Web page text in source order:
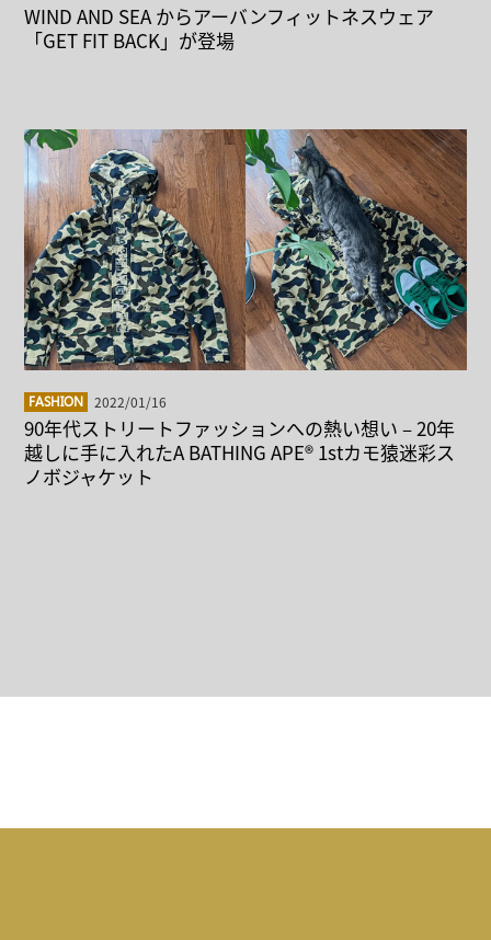
WIND AND SEA からアーバンフィットネスウェア
「GET FIT BACK」が登場
FASHION 2022/01/16
90年代ストリートファッションへの熱い想い – 20年
越しに手に入れたA BATHING APE® 1stカモ猿迷彩ス
ノボジャケット